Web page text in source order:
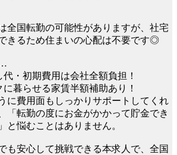
全国転勤の可能性がありますが、社宅
きるため住まいの心配は不要です◎
代・初期費用は会社全額負担！
に暮らせる家賃半額補助あり！
に費用面もしっかりサポートしてくれ
「転勤の度にお金がかかって貯金でき
と悩むことはありません。
も安心して挑戦できる本求人で、全国